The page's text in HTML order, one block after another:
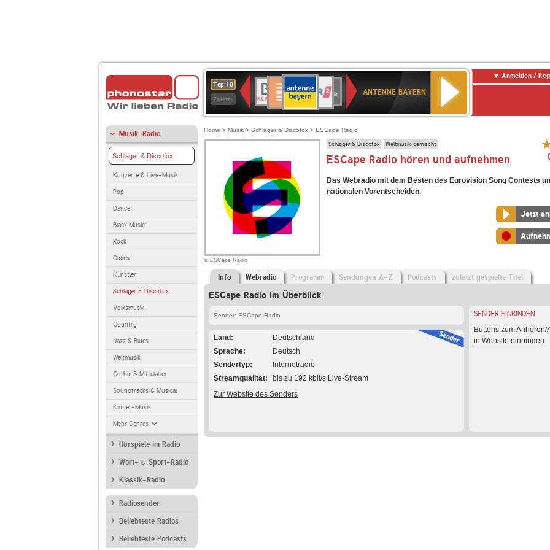
Top 10
Zuletzt
Deutschlandfunk
80er
90er
OLDIE
ANTENNE
SWR3
WDR
4
BR-
KLASSIK
Deutschlandfunk
KulturBAYERN
2
SWR
Kultur
NDR
2
ANTENNE BAYERN
Anmelden /
Musik-Radio
Schlager & Discofox
Konzerte & Live-Musik
Pop
Dance
Black Music
Rock
Oldies
Künstler
Schlager & Discofox
Volksmusik
Country
Jazz & Blues
Weltmusik
Gothic & Mittelalter
Soundtracks & Musical
Kinder-Musik
Mehr Genres
Hörspiele im Radio
Wort- & Sport-Radio
Klassik-Radio
Radiosender
Beliebteste Radios
Beliebteste Podcasts
Home > Musik > Schlager & Discofox > ESCape Radio
© ESCape Radio
Schlager & Discofox Weltmusik gemischt
ESCape Radio hören und aufnehmen
Das Webradio mit dem Besten des Eurovision Song Contests
nationalen Vorentscheiden.
Jetzt
Info Webradio Programm Sendungen A-Z Podcasts zuletzt gespielte Titel
ESCape Radio im Überblick
Sender: ESCape Radio
Land
Deutschland
Sprache
Deutsch
Sendertyp
Internetradio
Streamqualität
bis zu 192 kbit/s Live-Stream
Zur Website des Senders
SENDER EINBINDEN
Buttons zum Anhören/
in Website einbinden